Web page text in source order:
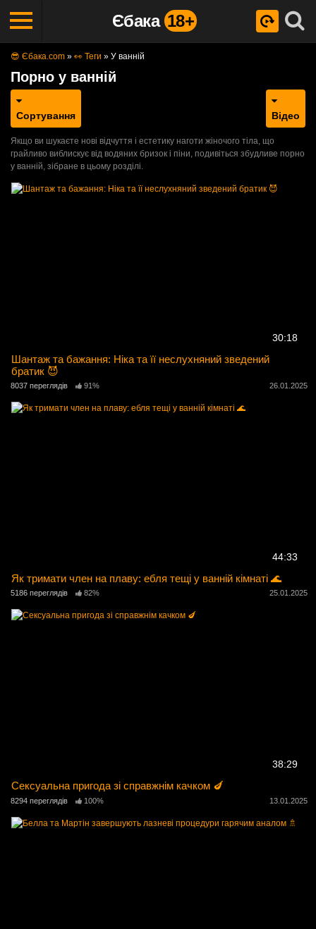
Єбака 18+
😎 Єбака.com » 👀 Теги » У ванній
Порно у ванній
Сортування Відео
Якщо ви шукаєте нові відчуття і естетику наготи жіночого тіла, що
грайливо виблискує від водяних бризок і піни, подивіться збудливе порно
у ванній, зібране в цьому розділі.
30:18
Шантаж та бажання: Ніка та її неслухняний зведений
братик 😈
8037 переглядів 91% 26.01.2025
44:33
Як тримати член на плаву: ебля тещі у ванній кімнаті 🌊
5186 переглядів 82% 25.01.2025
38:29
Сексуальна пригода зі справжнім качком 🍆
8294 переглядів 100% 13.01.2025